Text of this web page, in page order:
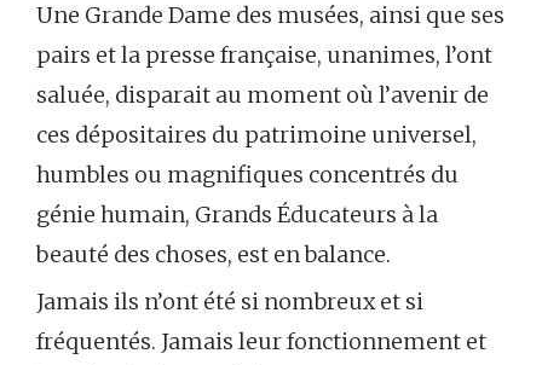
Une Grande Dame des musées, ainsi que ses
pairs et la presse française, unanimes, l’ont
saluée, disparait au moment où l’avenir de
ces dépositaires du patrimoine universel,
humbles ou magnifiques concentrés du
génie humain, Grands Éducateurs à la
beauté des choses, est en balance.
Jamais ils n’ont été si nombreux et si
fréquentés. Jamais leur fonctionnement et